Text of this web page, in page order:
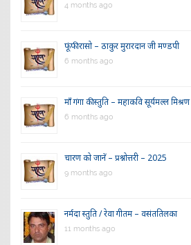
4 months ago
फूंफी रासो – ठाकुर मुरारदान जी मण्डपी
6 months ago
माँ गंगा की स्तुति – महाकवि सूर्यमल्ल मिश्रण
6 months ago
चारण को जानें – प्रश्नोत्तरी – 2025
9 months ago
नर्मदा स्तुति / रेवा गीतम – वसंततिलका
11 months ago